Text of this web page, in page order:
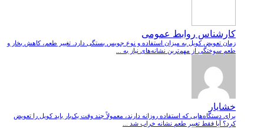
کارشناس روابط عمومی
زمان تعویض کویل به میزان استفاده و نوع جویس بستگی دارد. تغییر طعم، کاهش بخار و
طعم سوختگی از مهم‌ترین نشانه‌های نیاز به ...
خشایار
برای دستگاه‌هایی که استفاده روزانه دارند، معمولاً چند وقت یک‌بار باید کویل را تعویض
کرد؟ آیا فقط تغییر طعم نشانه خراب شد ...